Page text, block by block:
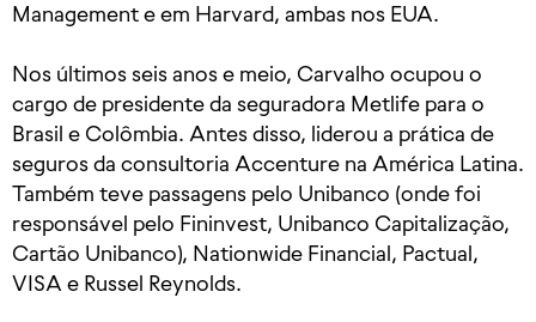
Management e em Harvard, ambas nos EUA.
Nos últimos seis anos e meio, Carvalho ocupou o
cargo de presidente da seguradora Metlife para o
Brasil e Colômbia. Antes disso, liderou a prática de
seguros da consultoria Accenture na América Latina.
Também teve passagens pelo Unibanco (onde foi
responsável pelo Fininvest, Unibanco Capitalização,
Cartão Unibanco), Nationwide Financial, Pactual,
VISA e Russel Reynolds.